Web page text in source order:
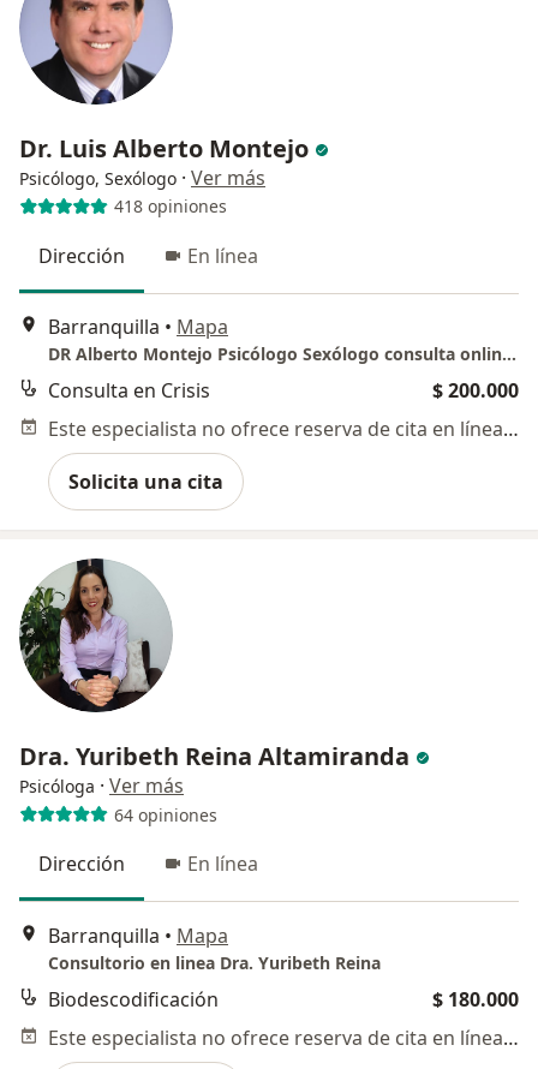
Dr. Luis Alberto Montejo
Psicólogo, Sexólogo · Ver más
418 opiniones
Dirección En línea
Barranquilla • Mapa
DR Alberto Montejo Psicólogo Sexólogo consulta online TCC
Consulta en Crisis
$ 200.000
Este especialista no ofrece reserva de cita en línea en esta dirección.
Solicita una cita
Dra. Yuribeth Reina Altamiranda
Psicóloga · Ver más
64 opiniones
Dirección En línea
Barranquilla • Mapa
Consultorio en linea Dra. Yuribeth Reina
Biodescodificación
$ 180.000
Este especialista no ofrece reserva de cita en línea en esta dirección.